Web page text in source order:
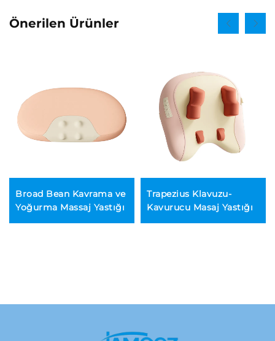
Önerilen Ürünler
Broad Bean Kavrama ve
Yoğurma Massaj Yastığı
Trapezius Klavuzu-
Kavurucu Masaj Yastığı